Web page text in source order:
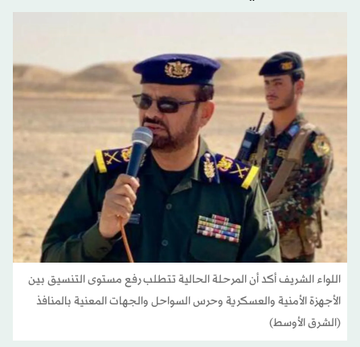
اللواء الشريف أكد أن المرحلة الحالية تتطلب رفع مستوى التنسيق بين
الأجهزة الأمنية والعسكرية وحرس السواحل والجهات المعنية بالمنافذ
(الشرق الأوسط)